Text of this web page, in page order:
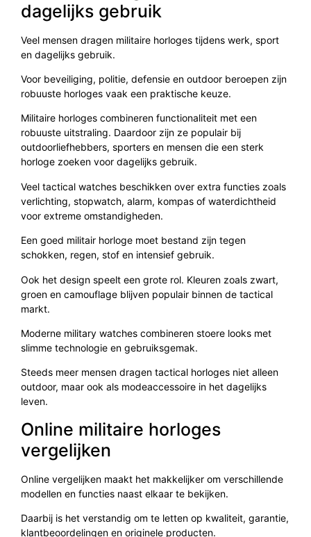
dagelijks gebruik
Veel mensen dragen militaire horloges tijdens werk, sport
en dagelijks gebruik.
Voor beveiliging, politie, defensie en outdoor beroepen zijn
robuuste horloges vaak een praktische keuze.
Militaire horloges combineren functionaliteit met een
robuuste uitstraling. Daardoor zijn ze populair bij
outdoorliefhebbers, sporters en mensen die een sterk
horloge zoeken voor dagelijks gebruik.
Veel tactical watches beschikken over extra functies zoals
verlichting, stopwatch, alarm, kompas of waterdichtheid
voor extreme omstandigheden.
Een goed militair horloge moet bestand zijn tegen
schokken, regen, stof en intensief gebruik.
Ook het design speelt een grote rol. Kleuren zoals zwart,
groen en camouflage blijven populair binnen de tactical
markt.
Moderne military watches combineren stoere looks met
slimme technologie en gebruiksgemak.
Steeds meer mensen dragen tactical horloges niet alleen
outdoor, maar ook als modeaccessoire in het dagelijks
leven.
Online militaire horloges
vergelijken
Online vergelijken maakt het makkelijker om verschillende
modellen en functies naast elkaar te bekijken.
Daarbij is het verstandig om te letten op kwaliteit, garantie,
klantbeoordelingen en originele producten.